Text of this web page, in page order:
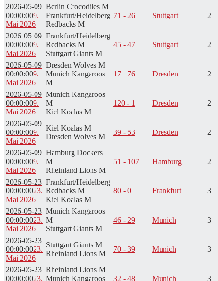
2026-05-09
00:00:009.
Mai 2026
Berlin Crocodiles M
Frankfurt/Heidelberg
Redbacks M
71 - 26 Stuttgart 2
2026-05-09
00:00:009.
Mai 2026
Frankfurt/Heidelberg
Redbacks M
Stuttgart Giants M
45 - 47 Stuttgart 2
2026-05-09
00:00:009.
Mai 2026
Dresden Wolves M
Munich Kangaroos
M
17 - 76 Dresden 2
2026-05-09
00:00:009.
Mai 2026
Munich Kangaroos
M
Kiel Koalas M
120 - 1 Dresden 2
2026-05-09
00:00:009.
Mai 2026
Kiel Koalas M
Dresden Wolves M
39 - 53 Dresden 2
2026-05-09
00:00:009.
Mai 2026
Hamburg Dockers
M
Rheinland Lions M
51 - 107 Hamburg 2
2026-05-23
00:00:0023.
Mai 2026
Frankfurt/Heidelberg
Redbacks M
Kiel Koalas M
80 - 0 Frankfurt 3
2026-05-23
00:00:0023.
Mai 2026
Munich Kangaroos
M
Stuttgart Giants M
46 - 29 Munich 3
2026-05-23
00:00:0023.
Mai 2026
Stuttgart Giants M
Rheinland Lions M
70 - 39 Munich 3
2026-05-23
00:00:0023.
Rheinland Lions M
Munich Kangaroos
32 - 48 Munich 3